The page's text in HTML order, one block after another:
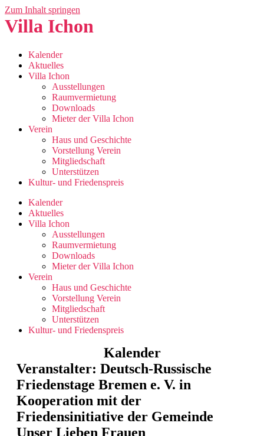
Zum Inhalt springen
Villa Ichon
Kalender
Aktuelles
Villa Ichon
Ausstellungen
Raumvermietung
Downloads
Mieter der Villa Ichon
Verein
Haus und Geschichte
Vorstellung Verein
Mitgliedschaft
Unterstützen
Kultur- und Friedenspreis
Kalender
Aktuelles
Villa Ichon
Ausstellungen
Raumvermietung
Downloads
Mieter der Villa Ichon
Verein
Haus und Geschichte
Vorstellung Verein
Mitgliedschaft
Unterstützen
Kultur- und Friedenspreis
Kalender
Veranstalter: Deutsch-Russische
Friedenstage Bremen e. V. in
Kooperation mit der
Friedensinitiative der Gemeinde
Unser Lieben Frauen